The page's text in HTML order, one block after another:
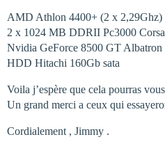
AMD Athlon 4400+ (2 x 2,29Ghz)
2 x 1024 MB DDRII Pc3000
Nvidia GeForce 8500 GT Albatron
HDD Hitachi 160Gb sata
Voila j’espère que cela pourras
Un grand merci a ceux qui
Cordialement , Jimmy .